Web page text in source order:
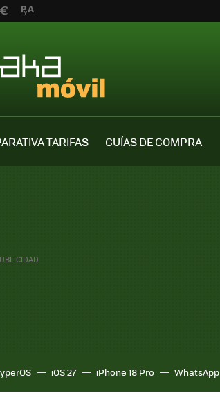
TARIFAS
GUÍAS DE COMPRA
iOS 27 iPhone 18 Pro WhatsApp